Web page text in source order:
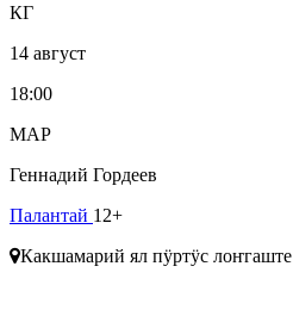
КГ
14 август
18:00
МАР
Геннадий Гордеев
Палантай 12+
Какшамарий ял пӱртӱс лоҥгаште